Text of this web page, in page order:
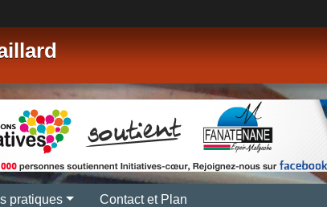
pratiques Contact et Plan